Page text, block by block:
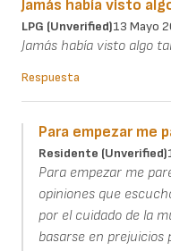
Jamás había visto
LPG (unverified)13 Mayo
Jamás había visto algo
Respuesta
Para empezar me
Residente (unverified)
Para empezar me
opiniones que
por el cuidado de la
basarse en